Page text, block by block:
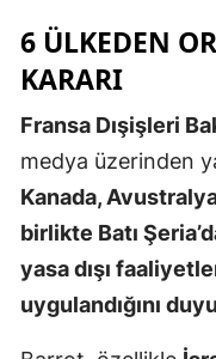
6 ÜLKEDEN
KARARI
Fransa Dışişleri
medya üzerinden
Kanada,
birlikte Batı
yasa dışı
uygulandığını